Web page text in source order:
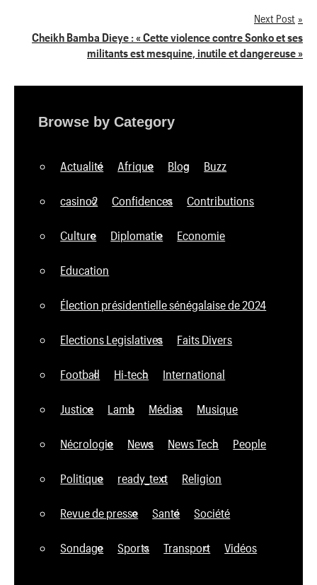
l’article
Next Post
Cheikh Bamba Dieye : « Cette violence contre Sonko et ses
militants est mesquine, inutile et dangereuse »
Browse by Category
Actualité Afrique Blog Buzz
casino2 Confidences Contributions
Culture Diplomatie Economie
Education
Élection présidentielle sénégalaise de 2024
Elections Legislatives Faits Divers
Football Hi-tech International
Justice Lamb Médias Musique
Nécrologie News News Tech People
Politique ready_text Religion
Revue de presse Santé Société
Sondage Sports Transport Vidéos